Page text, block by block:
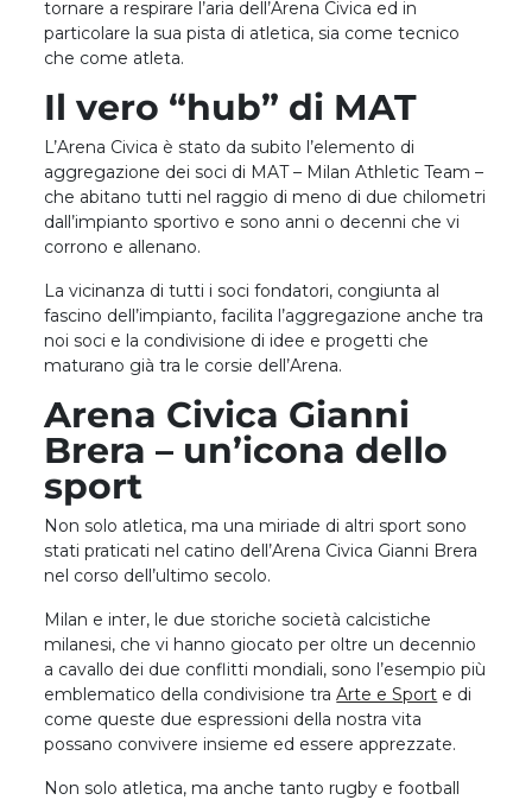
tornare a respirare l’aria dell’Arena Civica ed in
particolare la sua pista di atletica, sia come tecnico
che come atleta.
Il vero “hub” di MAT
L’Arena Civica è stato da subito l’elemento di
aggregazione dei soci di MAT – Milan Athletic Team –
che abitano tutti nel raggio di meno di due chilometri
dall’impianto sportivo e sono anni o decenni che vi
corrono e allenano.
La vicinanza di tutti i soci fondatori, congiunta al
fascino dell’impianto, facilita l’aggregazione anche tra
noi soci e la condivisione di idee e progetti che
maturano già tra le corsie dell’Arena.
Arena Civica Gianni
Brera – un’icona dello
sport
Non solo atletica, ma una miriade di altri sport sono
stati praticati nel catino dell’Arena Civica Gianni Brera
nel corso dell’ultimo secolo.
Milan e inter, le due storiche società calcistiche
milanesi, che vi hanno giocato per oltre un decennio
a cavallo dei due conflitti mondiali, sono l’esempio più
emblematico della condivisione traArte e Sport e di
come queste due espressioni della nostra vita
possano convivere insieme ed essere apprezzate.
Non solo atletica, ma anche tanto rugby e football